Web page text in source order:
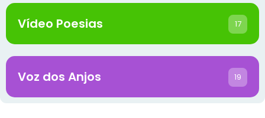
Vídeo Poesias 17
Voz dos Anjos 19